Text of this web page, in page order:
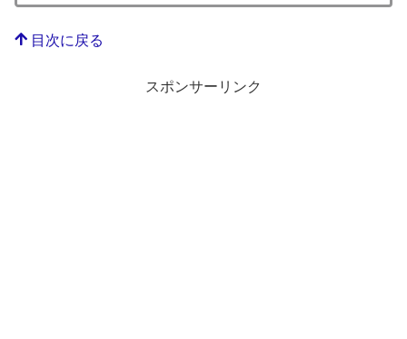
目次に戻る
スポンサーリンク